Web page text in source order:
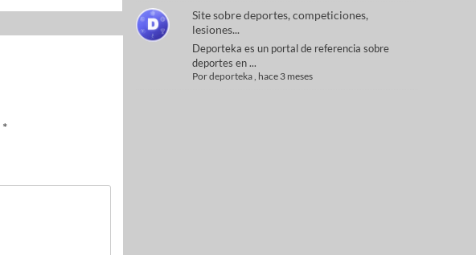
*
Site sobre deportes, competiciones,
lesiones...
Deporteka es un portal de referencia sobre
deportes en ...
Pordeporteka, hace 3 meses